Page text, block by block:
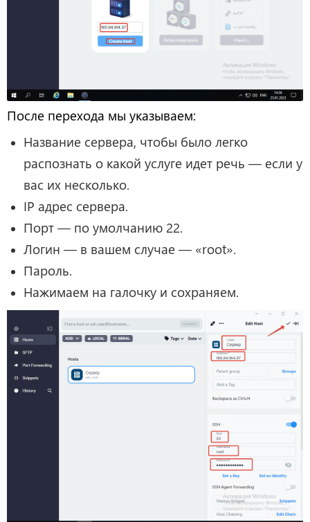
После перехода мы указываем:
Название сервера, чтобы было легко
распознать о какой услуге идет речь — если у
вас их несколько.
IP адрес сервера.
Порт — по умолчанию 22.
Логин — в вашем случае — «root».
Пароль.
Нажимаем на галочку и сохраняем.